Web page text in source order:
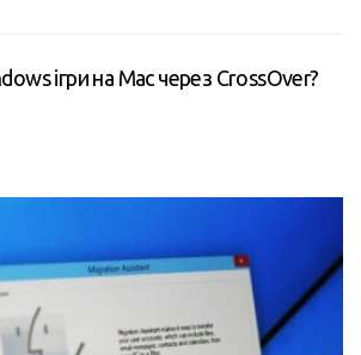
ігри на Mac через CrossOver?